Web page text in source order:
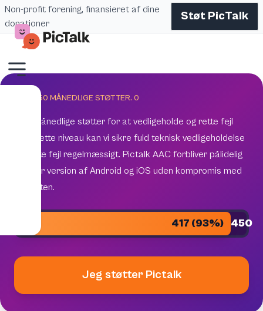
Non-profit forening, finansieret af dine
donationer
Støt PicTalk
MÅL 450 MÅNEDLIGE STØTTER. 0
450 månedlige støtter for at vedligeholde og rette fejl
Med dette niveau kan vi sikre fuld teknisk vedligeholdelse
og rette fejl regelmæssigt. Pictalk AAC forbliver pålidelig
på hver version af Android og iOS uden kompromis med
kvaliteten.
417 (93%) 450
Jeg støtter Pictalk